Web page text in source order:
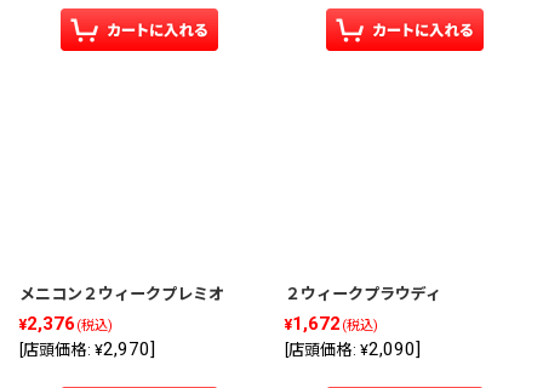
メニコン２ウィークプレミオ
¥2,376 (税込)
店頭価格: ¥2,970]
２ウィークプラウディ
¥1,672 (税込)
店頭価格: ¥2,090]